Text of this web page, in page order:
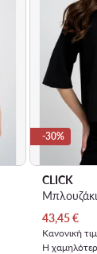
-30%
CLICK
Τρέχουσα
43,45€
Κανονική
Η